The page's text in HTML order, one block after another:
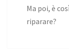
Ma poi, è
riparare?